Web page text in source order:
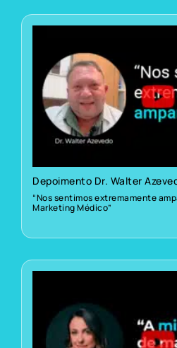
Depoimento Dr. Walter
“Nos sentimos extremamente
Marketing Médico”